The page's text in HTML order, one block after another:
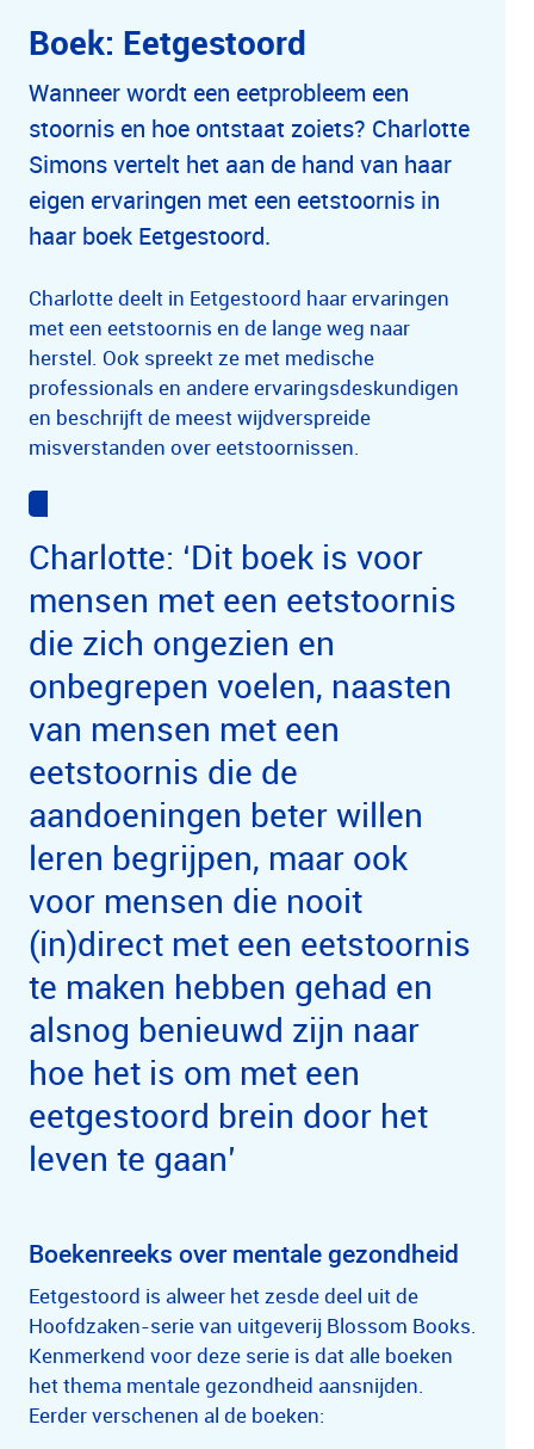
Boek: Eetgestoord
Wanneer wordt een eetprobleem een
stoornis en hoe ontstaat zoiets? Charlotte
Simons vertelt het aan de hand van haar
eigen ervaringen met een eetstoornis in
haar boek Eetgestoord.
Charlotte deelt in Eetgestoord haar ervaringen
met een eetstoornis en de lange weg naar
herstel. Ook spreekt ze met medische
professionals en andere ervaringsdeskundigen
en beschrijft de meest wijdverspreide
misverstanden over eetstoornissen.
Charlotte: ‘Dit boek is voor
mensen met een eetstoornis
die zich ongezien en
onbegrepen voelen, naasten
van mensen met een
eetstoornis die de
aandoeningen beter willen
leren begrijpen, maar ook
voor mensen die nooit
(in)direct met een eetstoornis
te maken hebben gehad en
alsnog benieuwd zijn naar
hoe het is om met een
eetgestoord brein door het
leven te gaan’
Boekenreeks over mentale gezondheid
Eetgestoord is alweer het zesde deel uit de
Hoofdzaken-serie van uitgeverij Blossom Books.
Kenmerkend voor deze serie is dat alle boeken
het thema mentale gezondheid aansnijden.
Eerder verschenen al de boeken: